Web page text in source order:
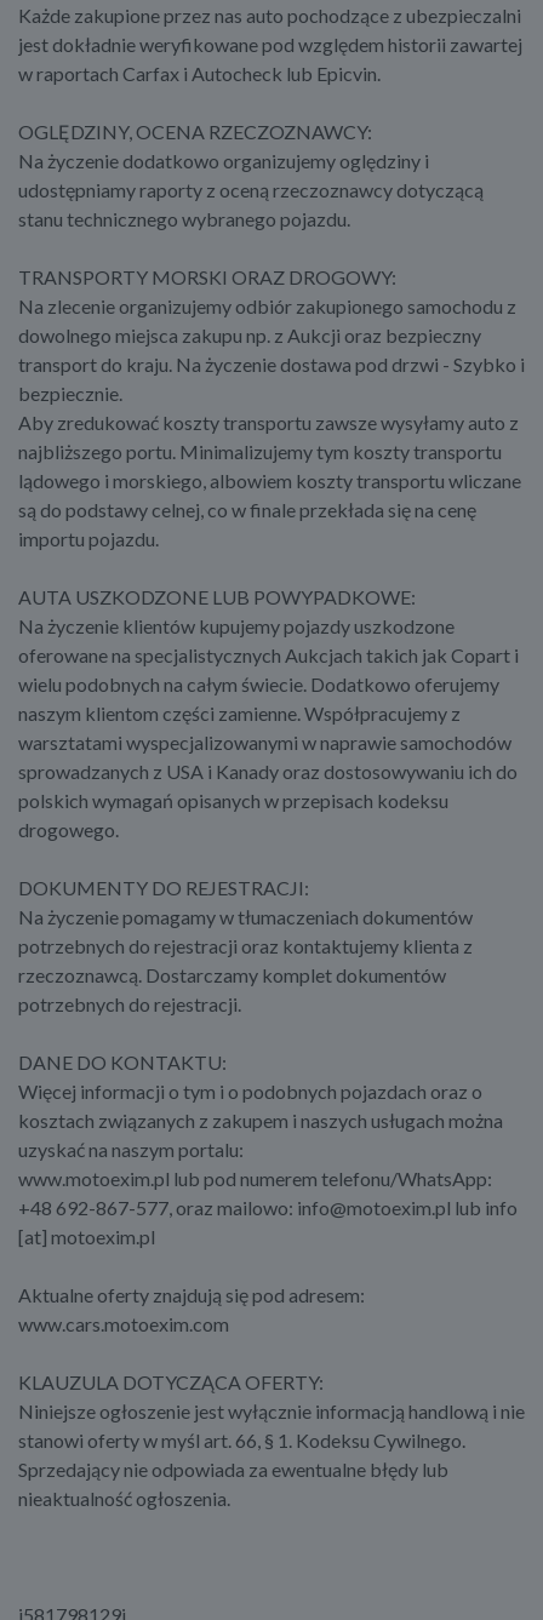
Każde zakupione przez nas auto pochodzące z ubezpieczalni
jest dokładnie weryfikowane pod względem historii zawartej
w raportach Carfax i Autocheck lub Epicvin.
OGLĘDZINY, OCENA RZECZOZNAWCY:
Na życzenie dodatkowo organizujemy oględziny i
udostępniamy raporty z oceną rzeczoznawcy dotyczącą
stanu technicznego wybranego pojazdu.
TRANSPORTY MORSKI ORAZ DROGOWY:
Na zlecenie organizujemy odbiór zakupionego samochodu z
dowolnego miejsca zakupu np. z Aukcji oraz bezpieczny
transport do kraju. Na życzenie dostawa pod drzwi - Szybko i
bezpiecznie.
Aby zredukować koszty transportu zawsze wysyłamy auto z
najbliższego portu. Minimalizujemy tym koszty transportu
lądowego i morskiego, albowiem koszty transportu wliczane
są do podstawy celnej, co w finale przekłada się na cenę
importu pojazdu.
AUTA USZKODZONE LUB POWYPADKOWE:
Na życzenie klientów kupujemy pojazdy uszkodzone
oferowane na specjalistycznych Aukcjach takich jak Copart i
wielu podobnych na całym świecie. Dodatkowo oferujemy
naszym klientom części zamienne. Współpracujemy z
warsztatami wyspecjalizowanymi w naprawie samochodów
sprowadzanych z USA i Kanady oraz dostosowywaniu ich do
polskich wymagań opisanych w przepisach kodeksu
drogowego.
DOKUMENTY DO REJESTRACJI:
Na życzenie pomagamy w tłumaczeniach dokumentów
potrzebnych do rejestracji oraz kontaktujemy klienta z
rzeczoznawcą. Dostarczamy komplet dokumentów
potrzebnych do rejestracji.
DANE DO KONTAKTU:
Więcej informacji o tym i o podobnych pojazdach oraz o
kosztach związanych z zakupem i naszych usługach można
uzyskać na naszym portalu:
www.motoexim.pl lub pod numerem telefonu/WhatsApp:
+48 692-867-577, oraz mailowo: info@motoexim.pl lub info
[at] motoexim.pl
Aktualne oferty znajdują się pod adresem:
www.cars.motoexim.com
KLAUZULA DOTYCZĄCA OFERTY:
Niniejsze ogłoszenie jest wyłącznie informacją handlową i nie
stanowi oferty w myśl art. 66, § 1. Kodeksu Cywilnego.
Sprzedający nie odpowiada za ewentualne błędy lub
nieaktualność ogłoszenia.
i581798129i